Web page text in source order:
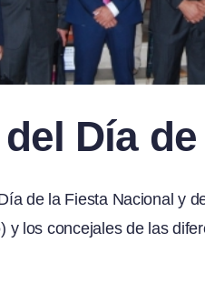
Día
de la Fiesta Nacional y
y los concejales de las